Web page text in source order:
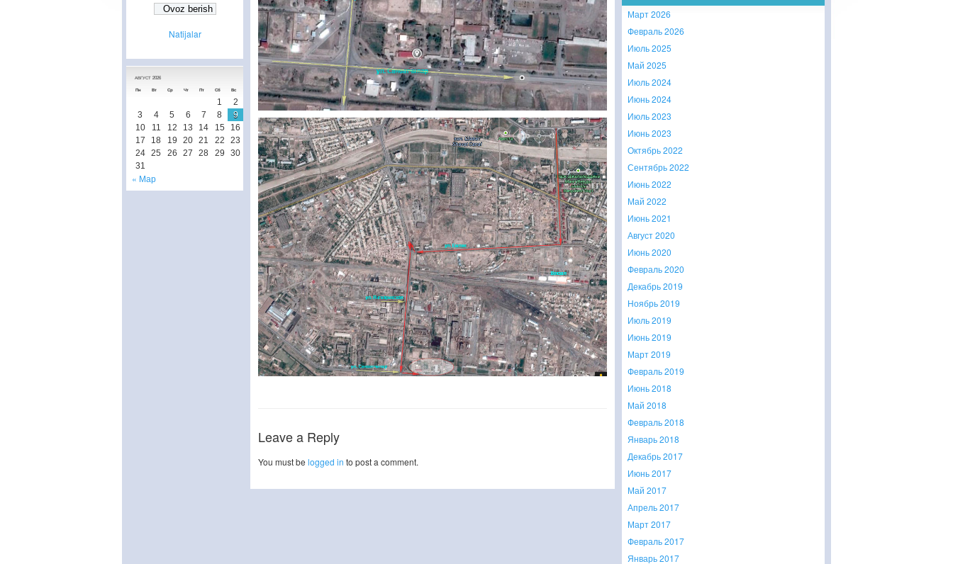
Natijalar
АВГУСТ 2026
Пн
Вт Ср Чт Пт Сб Вс
1
2
3
4 5 6 7 8
9
10
11 12 13 14 15
16
17
18 19 20 21 22
23
24
25 26 27 28 29
30
31
« Мар
Leave a Reply
You must be logged in to post a comment.
Март 2026
Февраль 2026
Июль 2025
Май 2025
Июль 2024
Июнь 2024
Июль 2023
Июнь 2023
Октябрь 2022
Сентябрь 2022
Июнь 2022
Май 2022
Июнь 2021
Август 2020
Июнь 2020
Февраль 2020
Декабрь 2019
Ноябрь 2019
Июль 2019
Июнь 2019
Март 2019
Февраль 2019
Июнь 2018
Май 2018
Февраль 2018
Январь 2018
Декабрь 2017
Июнь 2017
Май 2017
Апрель 2017
Март 2017
Февраль 2017
Январь 2017